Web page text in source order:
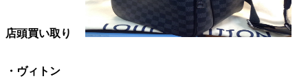
店頭買い取り
・ヴィトン